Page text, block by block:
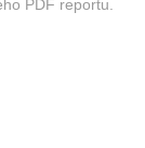
PDF reportu.